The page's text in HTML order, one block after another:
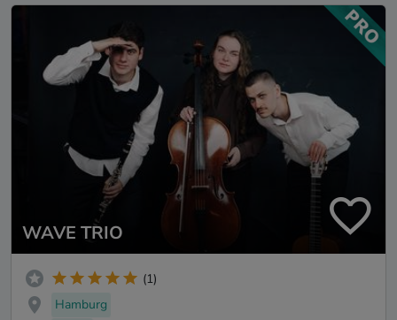
WAVE TRIO
(1)
Hamburg